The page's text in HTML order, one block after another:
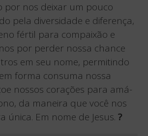
por nos deixar um pouco
pela diversidade e diferença,
fértil para compaixão e
por perder nossa chance
em seu nome, permitindo
forma consuma nossa
nossos corações para amá-
da maneira que você nos
única. Em nome de Jesus.?